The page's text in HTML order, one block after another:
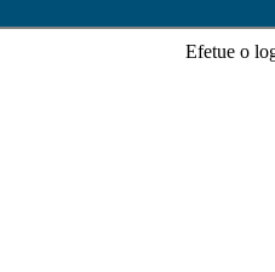
Efetue o